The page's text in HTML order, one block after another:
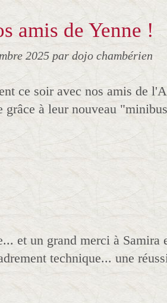
amis de Yenne !
2025 par dojo chambérien
ce soir avec nos amis de
grâce à leur nouveau
et un grand merci à Samira
technique... une